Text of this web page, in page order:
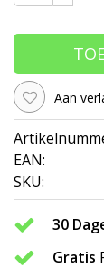
Aan
EAN:
SKU:
30
Gratis